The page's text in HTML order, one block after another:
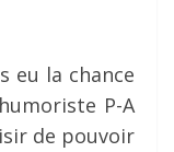
eu la chance
P-A
de pouvoir